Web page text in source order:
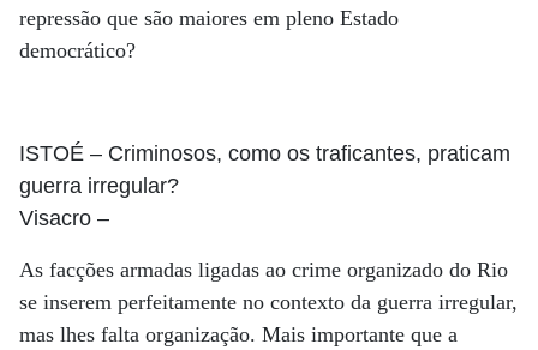
repressão que são maiores em pleno Estado
democrático?
ISTOÉ – Criminosos, como os traficantes, praticam
guerra irregular?
Visacro –
As facções armadas ligadas ao crime organizado do Rio
se inserem perfeitamente no contexto da guerra irregular,
mas lhes falta organização. Mais importante que a